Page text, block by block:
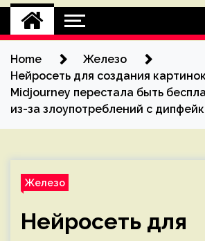
Home
Железо
Нейросеть для создания
Midjourney перестала быть
из-за злоупотреблений с
Железо
Нейросеть для